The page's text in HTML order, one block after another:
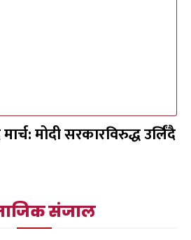
मोदी सरकारविरुद्ध उर्लिंदै
संजाल